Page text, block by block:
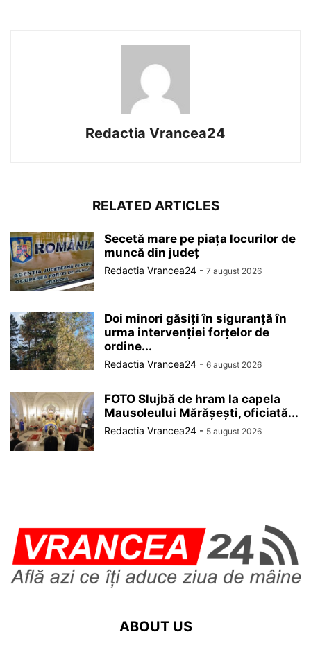
Redactia Vrancea24
RELATED ARTICLES
Secetă mare pe piața locurilor de
muncă din județ
Redactia Vrancea24 - 7 august 2026
Doi minori găsiți în siguranță în
urma intervenției forțelor de
ordine...
Redactia Vrancea24 - 6 august 2026
FOTO Slujbă de hram la capela
Mausoleului Mărășești, oficiată...
Redactia Vrancea24 - 5 august 2026
ABOUT US